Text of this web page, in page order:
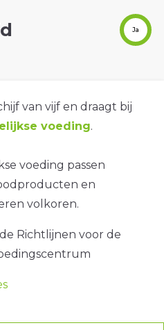
Ja
van vijf en draagt bij
voeding.
voeding passen
en
volkoren.
Richtlijnen voor de